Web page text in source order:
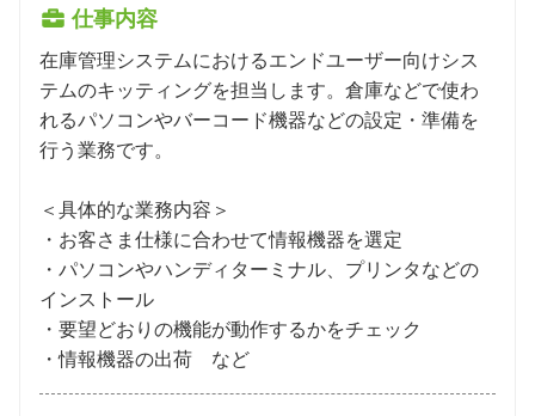
仕事内容
在庫管理システムにおけるエンドユーザー向けシス
テムのキッティングを担当します。倉庫などで使わ
れるパソコンやバーコード機器などの設定・準備を
行う業務です。
＜具体的な業務内容＞
・お客さま仕様に合わせて情報機器を選定
・パソコンやハンディターミナル、プリンタなどの
インストール
・要望どおりの機能が動作するかをチェック
・情報機器の出荷　など